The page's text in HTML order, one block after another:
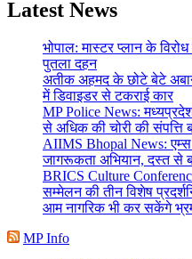
Latest News
भोपाल: मास्टर प्लान के
पुतला दहन
अतीक अहमद के छोटे बेटे
में डिवाइडर से टकराई कार
MP Police News:
से अधिक की चोरी की संपत्ति
AIIMS Bhopal News: एम्स
जागरूकता अभियान, दस्त से
BRICS Culture
सम्मेलन की तीन विशेष
आम नागरिक भी कर सकेंगे
MP Info